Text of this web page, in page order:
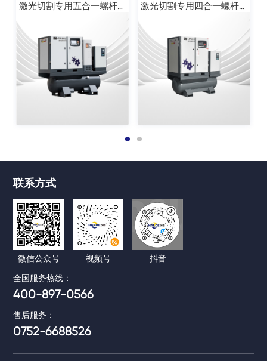
激光切割专用五合一螺杆空
HD-G5PM/HD-C5PM系列
激光切割专用五合一螺杆
空压机
激光切割专用四合一螺杆空
联系方式
微信公众号 视频号 抖音
全国服务热线：
400-897-0566
售后服务：
0752-6688526